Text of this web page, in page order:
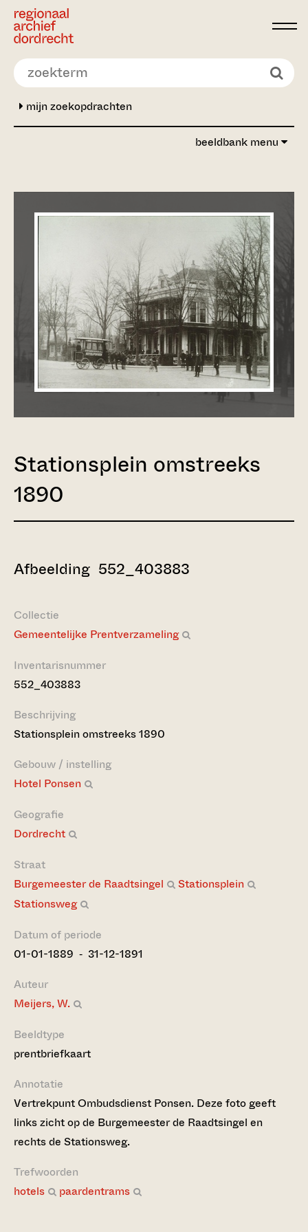
Ga direct naar de inhoud
mijn zoekopdrachten
beeldbank menu
Stationsplein omstreeks
1890
Afbeelding 552_403883
Collectie
Gemeentelijke Prentverzameling
Inventarisnummer
552_403883
Beschrijving
Stationsplein omstreeks 1890
Gebouw / instelling
Hotel Ponsen
Geografie
Dordrecht
Straat
Burgemeester de Raadtsingel
Stationsplein
Stationsweg
Datum of periode
01-01-1889 ‐ 31-12-1891
Auteur
Meijers, W.
Beeldtype
prentbriefkaart
Annotatie
Vertrekpunt Ombudsdienst Ponsen. Deze foto geeft
links zicht op de Burgemeester de Raadtsingel en
rechts de Stationsweg.
Trefwoorden
hotels
paardentrams